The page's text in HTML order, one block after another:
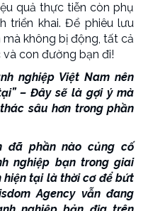
quả thực tiễn còn phụ
triển khai. Để phiêu lưu
không bị động, tất cả
con đường bạn đi!
nghiệp Việt Nam nên
– Đây sẽ là gợi ý mà
sâu hơn trong phần
đã phần nào củng cố
nghiệp bạn trong giai
hiện tại là thời cơ để bứt
Agency vẫn đang